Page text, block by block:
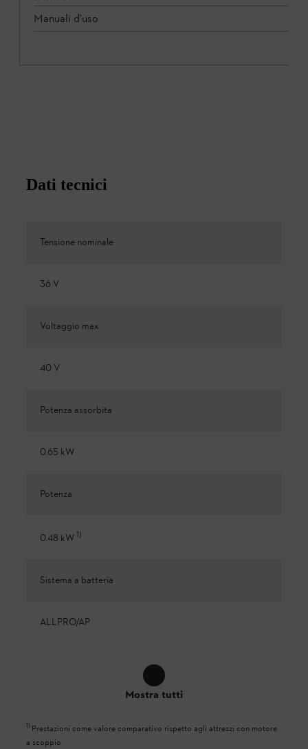
Manuali d'uso
Dati tecnici
Tensione nominale
36 V
Voltaggio max
40 V
Potenza assorbita
0.65 kW
Potenza
0.48 kW1)
Sistema a batteria
ALLPRO/AP
Mostra tutti
1) Prestazioni come valore comparativo rispetto agli attrezzi con motore
a scoppio